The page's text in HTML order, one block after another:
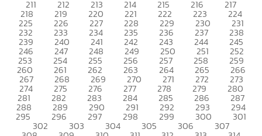
211 212 213 214 215 216 217
218 219 220 221 222 223 224
225 226 227 228 229 230 231
232 233 234 235 236 237 238
239 240 241 242 243 244 245
246 247 248 249 250 251 252
253 254 255 256 257 258 259
260 261 262 263 264 265 266
267 268 269 270 271 272 273
274 275 276 277 278 279 280
281 282 283 284 285 286 287
288 289 290 291 292 293 294
295 296 297 298 299 300 301
302 303 304 305 306 307